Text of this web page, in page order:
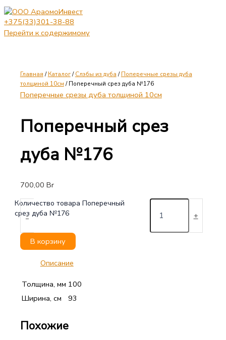
+375(33)301-38-88
Перейти к содержимому
Главная /Каталог/Слэбы из дуба /Поперечные срезы дуба
толщиной 10см / Поперечный срез дуба №176
Поперечные срезы дуба толщиной 10см
Поперечный срез
дуба №176
700,00 Br
-
Количество товара Поперечный
срез дуба №176
+
В корзину
Описание
Толщина, мм 100
Ширина, см
93
Похожие